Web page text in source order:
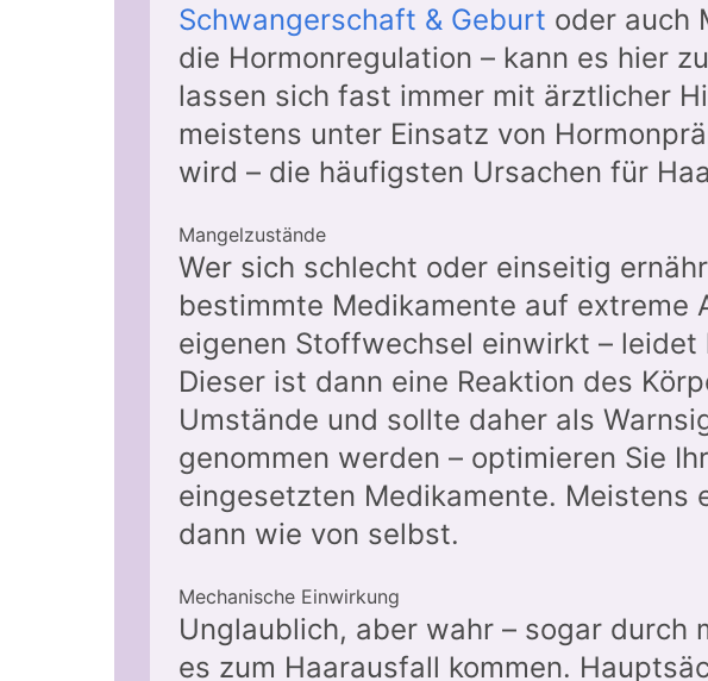
Schwangerschaft & Geburt oder auch
die Hormonregulation – kann es hier
lassen sich fast immer mit ärztlicher
meistens unter Einsatz von
wird – die häufigsten Ursachen für
Mangelzustände
Wer sich schlecht oder einseitig
bestimmte Medikamente auf extreme
eigenen Stoffwechsel einwirkt –
Dieser ist dann eine Reaktion des
Umstände und sollte daher als
genommen werden – optimieren Sie
eingesetzten Medikamente. Meistens
dann wie von selbst.
Mechanische Einwirkung
Unglaublich, aber wahr – sogar durch
es zum Haarausfall kommen.